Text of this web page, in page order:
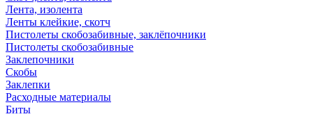
Лента, изолента
Ленты клейкие, скотч
Пистолеты скобозабивные, заклёпочники
Пистолеты скобозабивные
Заклепочники
Скобы
Заклепки
Расходные материалы
Биты